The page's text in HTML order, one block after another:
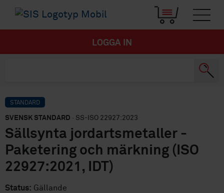
LOGGA IN
STANDARD
SVENSK STANDARD · SS-ISO 22927:2023
Sällsynta jordartsmetaller -
Paketering och märkning (ISO
22927:2021, IDT)
Status: Gällande